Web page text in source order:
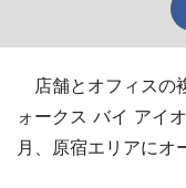
店舗とオフィスの
ォークス バイ アイ
月、原宿エリアにオ